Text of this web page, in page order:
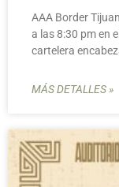
AAA Border
a las 8:30 pm en
cartelera
MÁS DETALLES »